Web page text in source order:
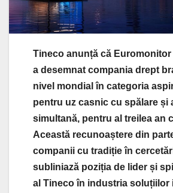
Tineco anunță că Euromonitor
a desemnat compania drept
nivel mondial în categoria
pentru uz casnic cu spălare și
simultană, pentru al treilea an
Această recunoaștere din
companii cu tradiție în
subliniază poziția de lider și
al Tineco în industria soluțiilor